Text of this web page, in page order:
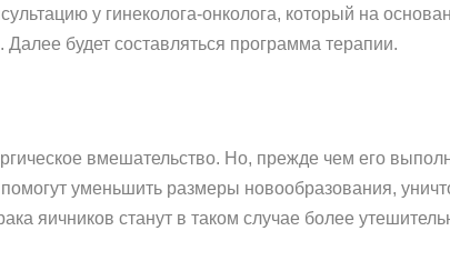
у гинеколога-онколога, который на
будет составляться программа терапии.
вмешательство. Но, прежде чем его
уменьшить размеры новообразования,
яичников станут в таком случае более